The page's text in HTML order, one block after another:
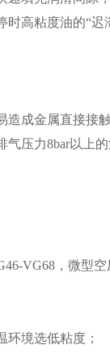
高粘度油的“迟
成金属直接接
压力8bar以上
VG68，微型
境选低粘度；